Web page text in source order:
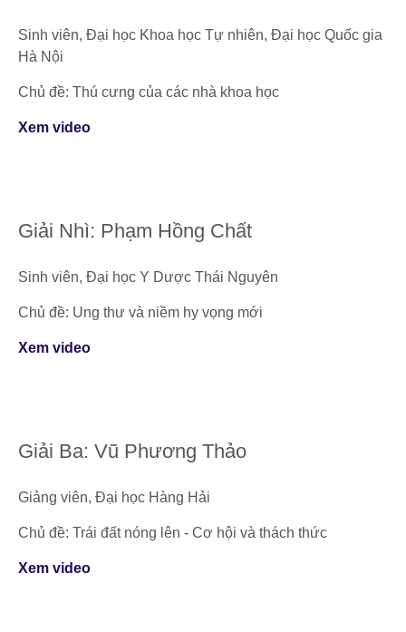
Sinh viên, Đại học Khoa học Tự nhiên, Đại học Quốc gia
Hà Nội
Chủ đề: Thú cưng của các nhà khoa học
Xem video
Giải Nhì: Phạm Hồng Chất
Sinh viên, Đại học Y Dược Thái Nguyên
Chủ đề: Ung thư và niềm hy vọng mới
Xem video
Giải Ba: Vũ Phương Thảo
Giảng viên, Đại học Hàng Hải
Chủ đề: Trái đất nóng lên - Cơ hội và thách thức
Xem video